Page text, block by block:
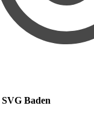
SVG Baden